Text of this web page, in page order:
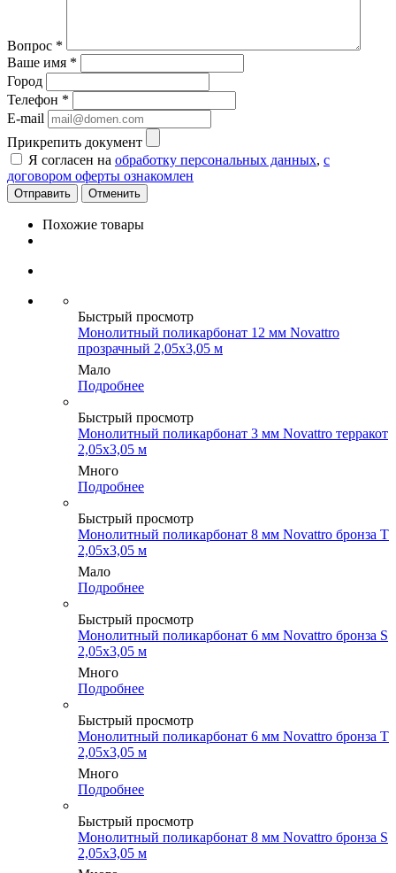
Вопрос *
Ваше имя *
Город
Телефон *
E-mail
Прикрепить документ
Я согласен на обработку персональных данных, с
договором оферты ознакомлен
Отменить
Похожие товары
Быстрый просмотр
Монолитный поликарбонат 12 мм Novattro
прозрачный 2,05х3,05 м
Мало
Подробнее
Быстрый просмотр
Монолитный поликарбонат 3 мм Novattro терракот
2,05х3,05 м
Много
Подробнее
Быстрый просмотр
Монолитный поликарбонат 8 мм Novattro бронза Т
2,05х3,05 м
Мало
Подробнее
Быстрый просмотр
Монолитный поликарбонат 6 мм Novattro бронза S
2,05х3,05 м
Много
Подробнее
Быстрый просмотр
Монолитный поликарбонат 6 мм Novattro бронза Т
2,05х3,05 м
Много
Подробнее
Быстрый просмотр
Монолитный поликарбонат 8 мм Novattro бронза S
2,05х3,05 м